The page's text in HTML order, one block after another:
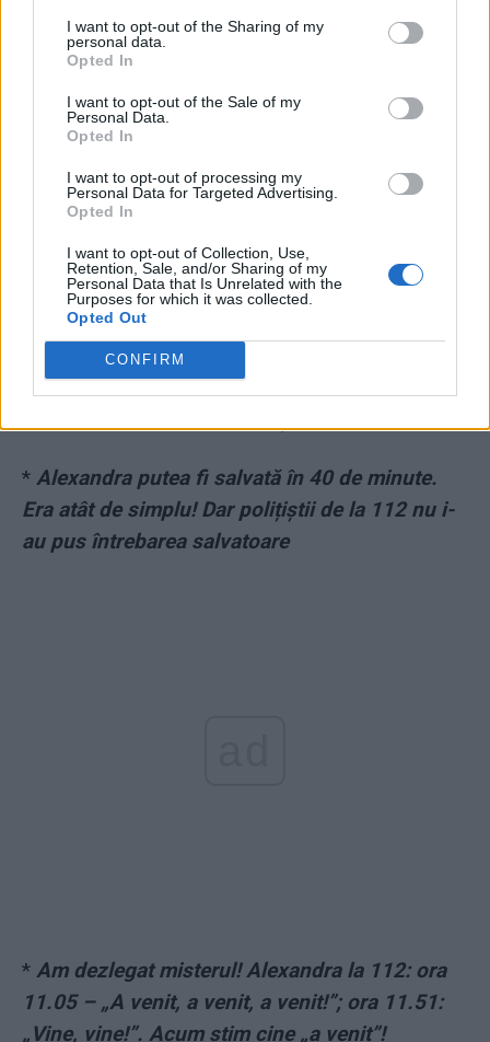
I want to opt-out of the Sharing of my
personal data.
Opted In
I want to opt-out of the Sale of my
Personal Data.
Opted In
I want to opt-out of processing my
Personal Data for Targeted Advertising.
Opted In
I want to opt-out of Collection, Use,
Retention, Sale, and/or Sharing of my
Personal Data that Is Unrelated with the
Purposes for which it was collected.
Opted Out
CONFIRM
Iar ne-am aranjat imaginea de ţară! De la
Dracula la monstrul din Caracal
Contribuția primarului PSD din Caracal la
tragedia Alexandrei: a cumpărat 48 de camere
de supraveghere, dar nu le-a montat
aduc voturi pentru PSD. Verigile-cheie: Paul
Stănescu și Dan Ciocan
S-a terminat: Alexandra a fost arsă de
monstrul din Caracal! ADN-ul din fragmentele
* Alexandra putea fi salvată în 40 de minute.
Era atât de simplu! Dar polițiștii de la 112 nu i-
au pus întrebarea salvatoare
* Am dezlegat misterul! Alexandra la 112: ora
11.05 – „A venit, a venit, a venit!”; ora 11.51:
„Vine, vine!”. Acum știm cine „a venit”!